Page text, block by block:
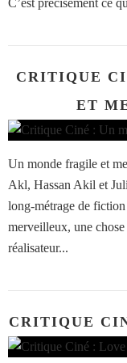
C’est précisément ce
CRITIQUE
ET
Un monde fragile et
Akl, Hassan Akil et
long-métrage de
merveilleux, une
réalisateur...
CRITIQUE